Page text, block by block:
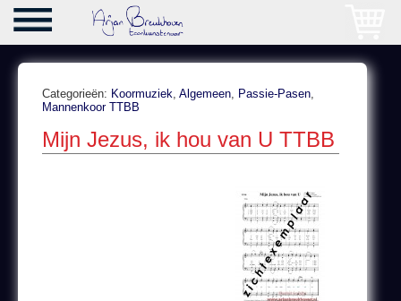
Categorieën: Koormuziek, Algemeen, Passie-Pasen,
Mannenkoor TTBB
Mijn Jezus, ik hou van U TTBB